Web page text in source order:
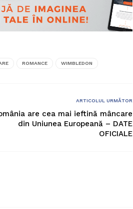
ROMANCE WIMBLEDON
ARTICOLUL URMĂTOR
are cea mai ieftină mâncare
din Uniunea Europeană – DATE
OFICIALE